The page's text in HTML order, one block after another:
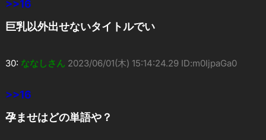
>>16
巨乳以外出せないタイトルでい
30: ななしさん 2023/06/01(木) 15:14:24.29 ID:m0IjpaGa0
>>16
孕ませはどの単語や？